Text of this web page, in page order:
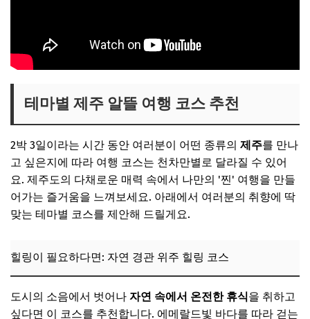
테마별 제주 알뜰 여행 코스 추천
2박 3일이라는 시간 동안 여러분이 어떤 종류의 제주를 만나
고 싶은지에 따라 여행 코스는 천차만별로 달라질 수 있어
요. 제주도의 다채로운 매력 속에서 나만의 '찐' 여행을 만들
어가는 즐거움을 느껴보세요. 아래에서 여러분의 취향에 딱
맞는 테마별 코스를 제안해 드릴게요.
힐링이 필요하다면: 자연 경관 위주 힐링 코스
도시의 소음에서 벗어나 자연 속에서 온전한 휴식을 취하고
싶다면 이 코스를 추천합니다. 에메랄드빛 바다를 따라 걷는